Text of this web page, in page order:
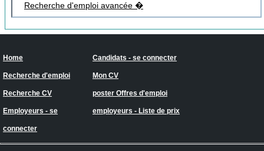
Recherche d'emploi avancée �
Home Candidats - se connecter
Recherche d'emploi Mon CV
Recherche CV poster Offres d'emploi
Employeurs - se
connecter
employeurs - Liste de prix